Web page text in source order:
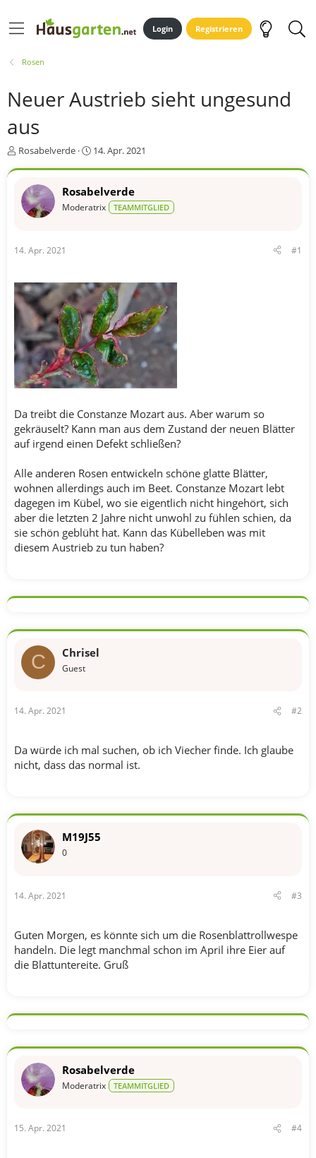
Login Registrieren
Rosen
Neuer Austrieb sieht ungesund
aus
E
e
r
Rosabelverde
E
t
l
14. Apr. 2021
Rosabelverde
Moderatrix TEAMMITGLIED
14. Apr. 2021 #1
Da treibt die Constanze Mozart aus. Aber warum so
gekräuselt? Kann man aus dem Zustand der neuen Blätter
auf irgend einen Defekt schließen?
Alle anderen Rosen entwickeln schöne glatte Blätter,
wohnen allerdings auch im Beet. Constanze Mozart lebt
dagegen im Kübel, wo sie eigentlich nicht hingehört, sich
aber die letzten 2 Jahre nicht unwohl zu fühlen schien, da
sie schön geblüht hat. Kann das Kübelleben was mit
diesem Austrieb zu tun haben?
C Chrisel
Guest
14. Apr. 2021 #2
Da würde ich mal suchen, ob ich Viecher finde. Ich glaube
nicht, dass das normal ist.
M19J55
0
14. Apr. 2021 #3
Guten Morgen, es könnte sich um die Rosenblattrollwespe
handeln. Die legt manchmal schon im April ihre Eier auf
die Blattuntereite. Gruß
Rosabelverde
Moderatrix TEAMMITGLIED
15. Apr. 2021 #4